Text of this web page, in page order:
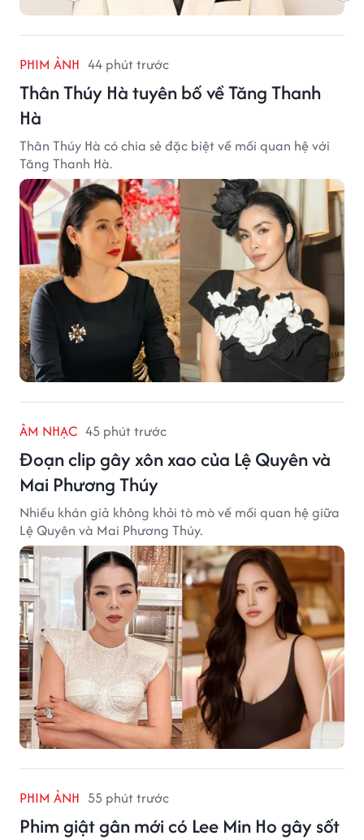
PHIM ẢNH 44 phút trước
Thân Thúy Hà tuyên bố về Tăng Thanh
Hà
Thân Thúy Hà có chia sẻ đặc biệt về mối quan hệ với
Tăng Thanh Hà.
ÂM NHẠC 45 phút trước
Đoạn clip gây xôn xao của Lệ Quyên và
Mai Phương Thúy
Nhiều khán giả không khỏi tò mò về mối quan hệ giữa
Lệ Quyên và Mai Phương Thúy.
PHIM ẢNH 55 phút trước
Phim giật gân mới có Lee Min Ho gây sốt